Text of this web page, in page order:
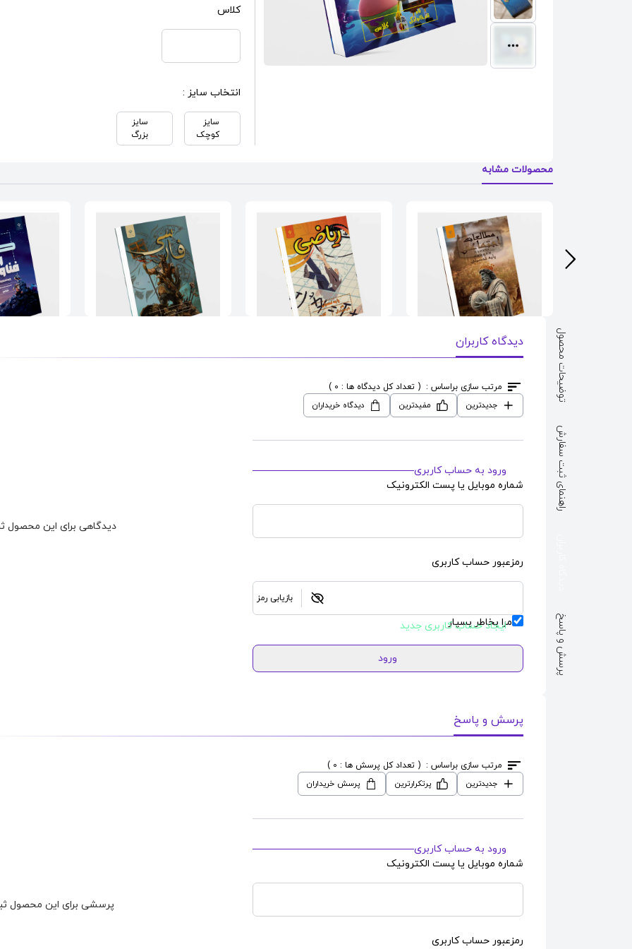
کلاس
انتخاب سایز :
سایز
کوچک
سایز
بزرگ
محصولات مشابه
جلد کتاب درسیطرح
قیمت : 115,000 تومان
جلد کتاب درسیطرح
قیمت : 115,000
جلد کتاب درسیطرح
جلد کتاب توضیحات محصول
راهنمای ثبت سفارش
پرسش و پاسخ
دیدگاه کاربران
مرتب سازی براساس : ( تعداد کل دیدگاه ها : 0 )
جدیدترین
مفیدترین دیدگاه خریداران
ورود به حساب کاربری
شماره موبایل یا پست الکترونیک
رمزعبور حساب کاربری
بازیابی رمز
مرا بخاطر بسپار
ایجاد حساب کاربری جدید
ورود
دیدگاهی برای این محصول
پرسش و پاسخ
مرتب سازی براساس : ( تعداد کل پرسش ها : 0 )
جدیدترین
پرتکرارترین پرسش خریداران
ورود به حساب کاربری
شماره موبایل یا پست الکترونیک
رمزعبور حساب کاربری
پرسشی برای این محصول